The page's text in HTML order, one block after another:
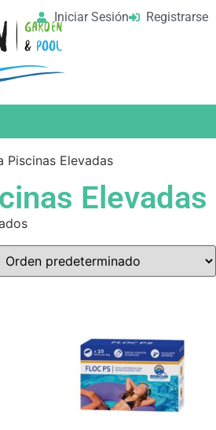
Iniciar Sesión Registrarse
Piscinas Elevadas
Elevadas